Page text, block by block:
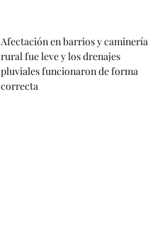
Afectación en barrios y caminería
rural fue leve y los drenajes
pluviales funcionaron de forma
correcta